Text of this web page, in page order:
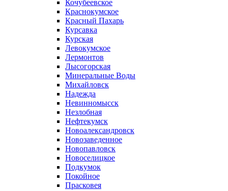
Кочубеевское
Краснокумское
Красный Пахарь
Курсавка
Курская
Левокумское
Лермонтов
Лысогорская
Минеральные Воды
Михайловск
Надежда
Невинномысск
Незлобная
Нефтекумск
Новоалександровск
Новозаведенное
Новопавловск
Новоселицкое
Подкумок
Покойное
Прасковея